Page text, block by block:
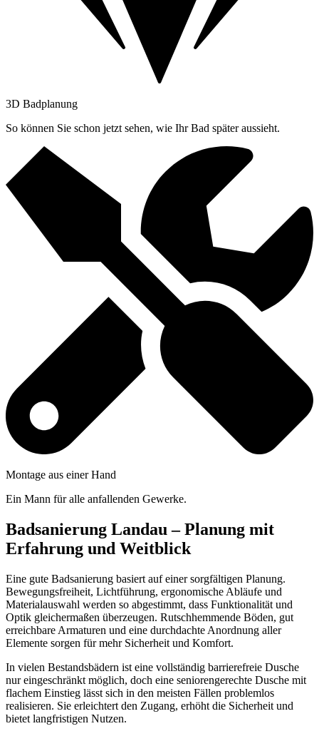
3D Badplanung
So können Sie schon jetzt sehen, wie Ihr Bad später aussieht.
Montage aus einer Hand
Ein Mann für alle anfallenden Gewerke.
Badsanierung Landau –Planung mit
Erfahrung und Weitblick
Eine gute Badsanierung basiert auf einer sorgfältigen Planung.
Bewegungsfreiheit, Lichtführung, ergonomische Abläufe und
Materialauswahl werden so abgestimmt, dass Funktionalität und
Optik gleichermaßen überzeugen. Rutschhemmende Böden, gut
erreichbare Armaturen und eine durchdachte Anordnung aller
Elemente sorgen für mehr Sicherheit und Komfort.
In vielen Bestandsbädern ist eine vollständig barrierefreie Dusche
nur eingeschränkt möglich, doch eine seniorengerechte Dusche mit
flachem Einstieg lässt sich in den meisten Fällen problemlos
realisieren. Sie erleichtert den Zugang, erhöht die Sicherheit und
bietet langfristigen Nutzen.